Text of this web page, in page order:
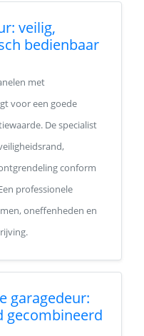
veilig,
bedienbaar
met
voor een goede
De specialist
conform
professionele
oneffenheden en
garagedeur:
gecombineerd